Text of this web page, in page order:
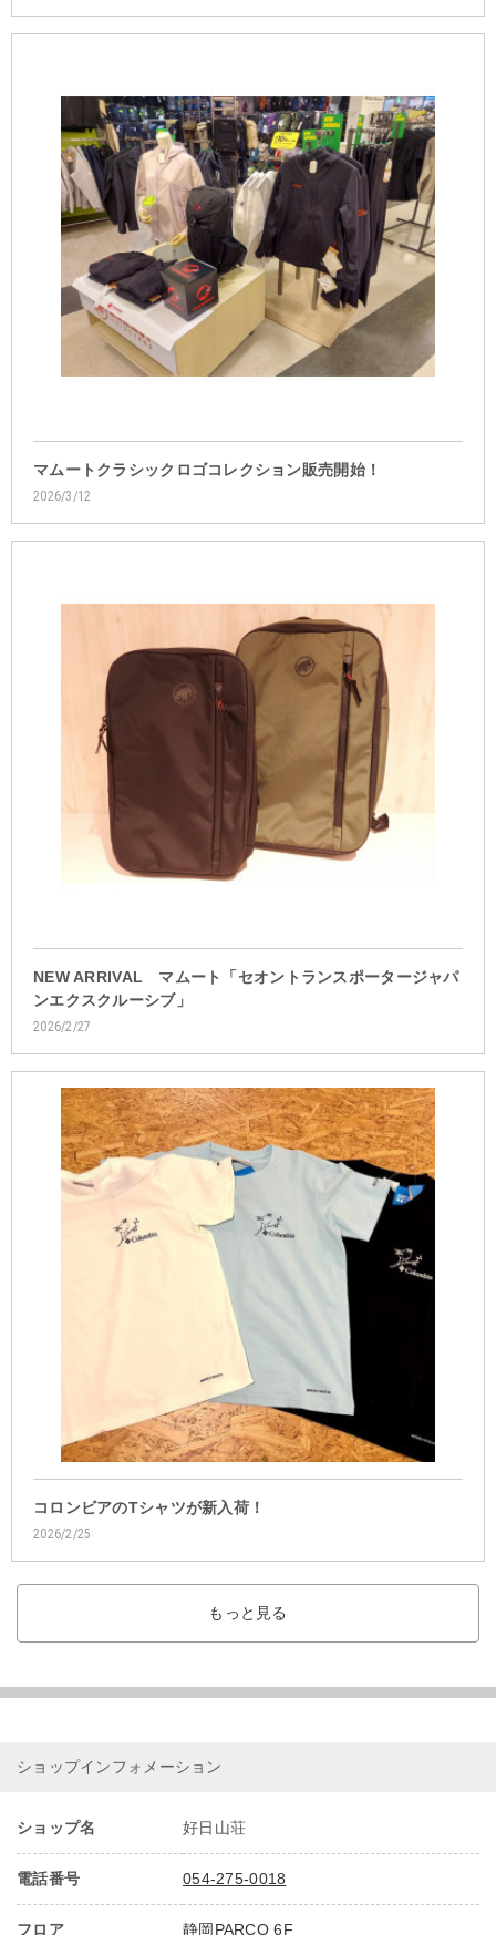
マムートクラシックロゴコレクション販売開始！
2026/3/12
NEW ARRIVAL マムート「セオントランスポータージャパ
ンエクスクルーシブ」
2026/2/27
コロンビアのTシャツが新入荷！
2026/2/25
もっと見る
ショップインフォメーション
ショップ名 好日山荘
電話番号 054-275-0018
フロア 静岡PARCO 6F